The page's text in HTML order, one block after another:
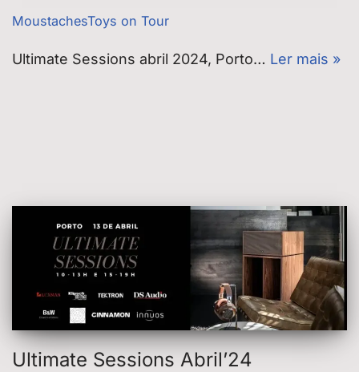
MoustachesToys on Tour
Ultimate Sessions abril 2024, Porto… Ler mais »
Ultimate Sessions Abril’24